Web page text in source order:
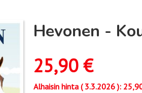
Hevonen -
25,90€
Alhaisin hinta (3.3.2026):